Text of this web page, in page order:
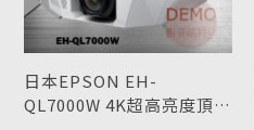
日本EPSON EH-
QL7000W 4K超高亮度頂級